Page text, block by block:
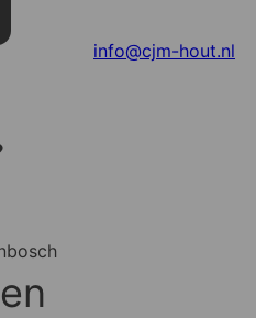
info@cjm-hout.nl